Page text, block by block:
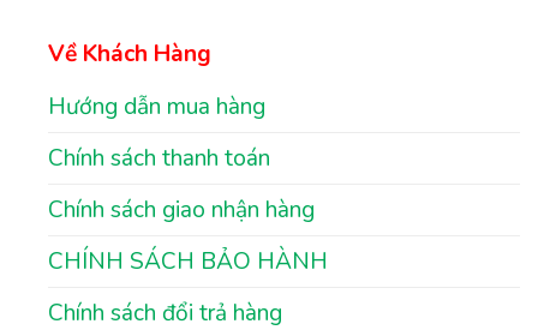
Về Khách Hàng
Hướng dẫn mua hàng
Chính sách thanh toán
Chính sách giao nhận hàng
CHÍNH SÁCH BẢO HÀNH
Chính sách đổi trả hàng